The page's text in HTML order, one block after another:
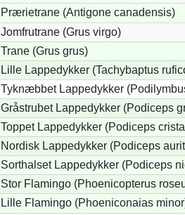
Prærietrane (Antigone canadensis)
Jomfrutrane (Grus virgo)
Trane (Grus grus)
Lille Lappedykker (Tachybaptus
Tyknæbbet Lappedykker
Gråstrubet Lappedykker (Podiceps
Toppet Lappedykker (Podiceps
Nordisk Lappedykker (Podiceps
Sorthalset Lappedykker (Podiceps
Stor Flamingo (Phoenicopterus
Lille Flamingo (Phoeniconaias